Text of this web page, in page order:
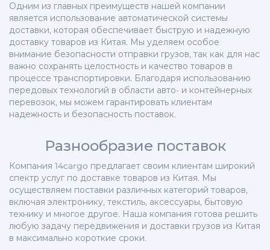
Одним из главных преимуществ нашей компании
является использование автоматической системы
доставки, которая обеспечивает быструю и надежную
доставку товаров из Китая. Мы уделяем особое
внимание безопасности отправки грузов, так как для нас
важно сохранять целостность и качество товаров в
процессе транспортировки. Благодаря использованию
передовых технологий в области авто- и контейнерных
перевозок, мы можем гарантировать клиентам
надежность и безопасность поставок.
Разнообразие поставок
Компания 14cargo предлагает своим клиентам широкий
спектр услуг по доставке товаров из Китая. Мы
осуществляем поставки различных категорий товаров,
включая электронику, текстиль, аксессуары, бытовую
технику и многое другое. Наша компания готова решить
любую задачу передвижения и доставки грузов из Китая
в максимально короткие сроки.